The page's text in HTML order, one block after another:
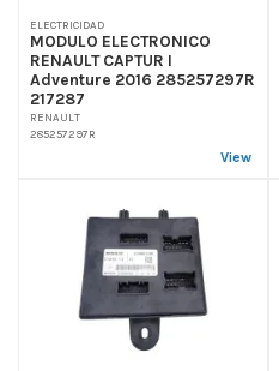
ELECTRICIDAD
MODULO ELECTRONICO
RENAULT CAPTUR I
Adventure 2016 285257297R
217287
RENAULT
285257297R
View